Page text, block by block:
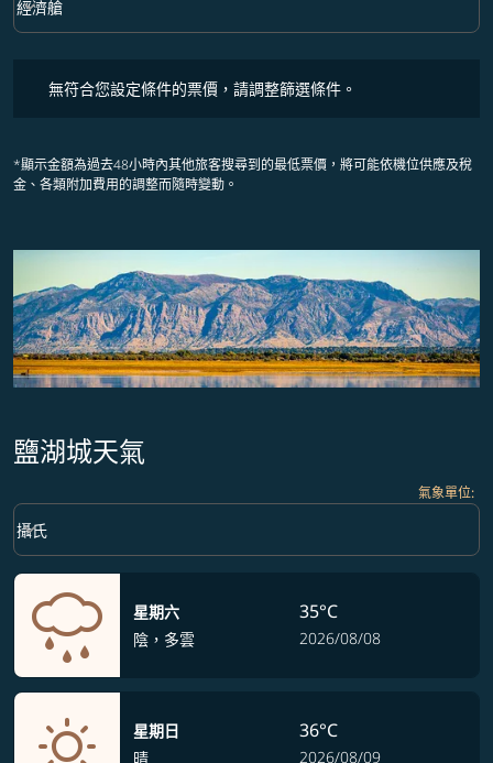
艙等 option 經濟艙 Selected
經濟艙
keyboard_arrow_down
無符合您設定條件的票價，請調整篩選條件。
*顯示金額為過去48小時內其他旅客搜尋到的最低票價，將可能依機位供應及稅
金、各類附加費用的調整而隨時變動。
鹽湖城天氣
氣象單位:
Weather unit option 攝氏 Selected
攝氏
keyboard_arrow_down
星期六
陰，多雲
35°C
2026/08/08
星期日
晴
36°C
2026/08/09